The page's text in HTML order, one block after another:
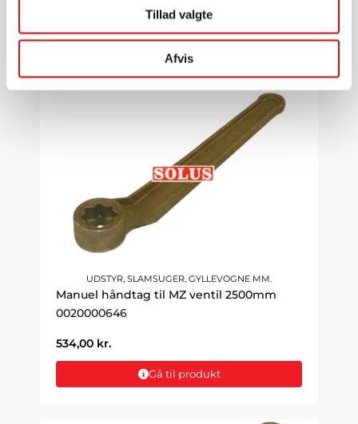
Tillad valgte
Afvis
Gå til produkt
UDSTYR, SLAMSUGER, GYLLEVOGNE MM.
Manuel håndtag til MZ ventil 2500mm
0020000646
534,00 kr.
Gå til produkt